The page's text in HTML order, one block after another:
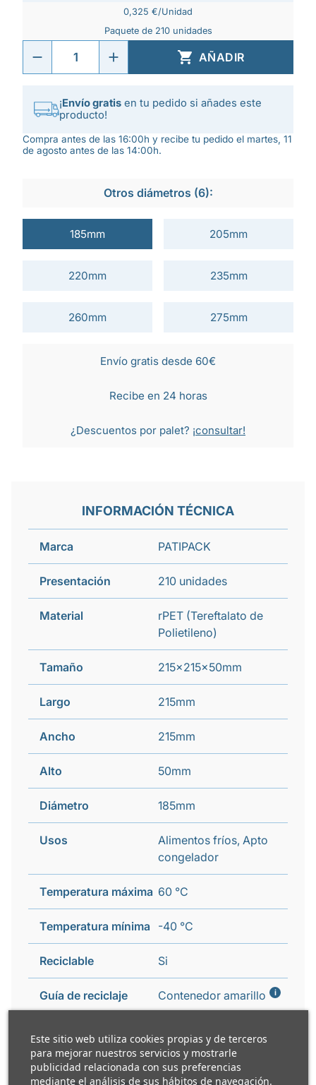
Este sitio web utiliza cookies propias y de terceros
para mejorar nuestros servicios y mostrarle
publicidad relacionada con sus preferencias
mediante el análisis de sus hábitos de navegación.
0,325 €/Unidad
Paquete de 210 unidades
 AÑADIR
¡Envío gratis en tu pedido si añades este
producto!
Compra antes de las 16:00h y recibe tu pedido el martes, 11
de agosto antes de las 14:00h.
Otros diámetros (6):
185mm 205mm
220mm 235mm
260mm 275mm
Envío gratis desde 60€
Recibe en 24 horas
¿Descuentos por palet? ¡consultar!
INFORMACIÓN TÉCNICA
Marca PATIPACK
Presentación 210 unidades
Material
rPET (Tereftalato de
Polietileno)
Tamaño 215x215x50mm
Largo 215mm
Ancho 215mm
Alto 50mm
Diámetro 185mm
Usos
Alimentos fríos, Apto
congelador
Temperatura máxima 60 °C
Temperatura mínima -40 °C
Reciclable Si
Guía de reciclaje Contenedor amarillo i